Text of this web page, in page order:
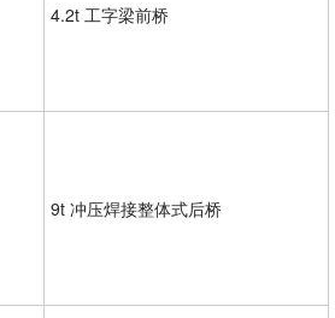
4.2t 工字梁前桥
9t 冲压焊接整体式后桥